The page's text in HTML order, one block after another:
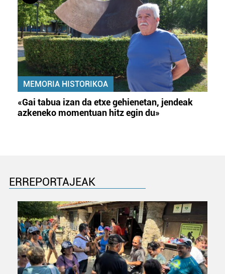
MEMORIA HISTORIKOA
«Gai tabua izan da etxe gehienetan, jendeak
azkeneko momentuan hitz egin du»
ERREPORTAJEAK